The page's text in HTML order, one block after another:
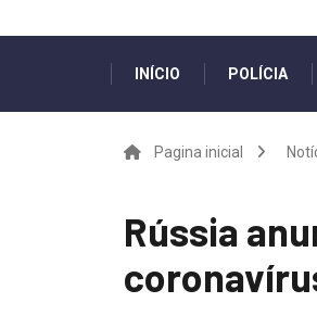
INÍCIO POLÍCIA
Pagina inicial
Rússia